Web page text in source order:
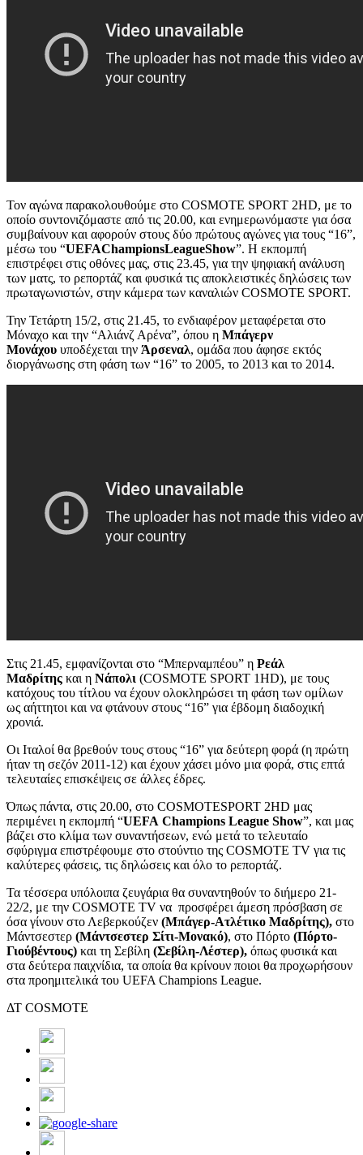
Τον αγώνα παρακολουθούμε στο COSMOTE SPORT 2HD, με το
οποίο συντονιζόμαστε από τις 20.00, και ενημερωνόμαστε για όσα
συμβαίνουν και αφορούν στους δύο πρώτους αγώνες για τους “16”,
μέσω του “UEFAChampionsLeagueShow”. Η εκπομπή
επιστρέφει στις οθόνες μας, στις 23.45, για την ψηφιακή ανάλυση
των ματς, το ρεπορτάζ και φυσικά τις αποκλειστικές δηλώσεις των
πρωταγωνιστών, στην κάμερα των καναλιών COSMOTE SPORT.
Την Τετάρτη 15/2, στις 21.45, το ενδιαφέρον μεταφέρεται στο
Μόναχο και την “Αλιάνζ Αρένα”, όπου η Μπάγερν
Μονάχου υποδέχεται την Άρσεναλ, ομάδα που άφησε εκτός
διοργάνωσης στη φάση των “16” το 2005, το 2013 και το 2014.
Στις 21.45, εμφανίζονται στο “Μπερναμπέου” η Ρεάλ
Μαδρίτης και η Νάπολι (COSMOTE SPORT 1HD), με τους
κατόχους του τίτλου να έχουν ολοκληρώσει τη φάση των ομίλων
ως αήττητοι και να φτάνουν στους “16” για έβδομη διαδοχική
χρονιά.
Οι Ιταλοί θα βρεθούν τους στους “16” για δεύτερη φορά (η πρώτη
ήταν τη σεζόν 2011-12) και έχουν χάσει μόνο μια φορά, στις επτά
τελευταίες επισκέψεις σε άλλες έδρες.
Όπως πάντα, στις 20.00, στο COSMOTESPORT 2HD μας
περιμένει η εκπομπή “UEFA Champions League Show”, και μας
βάζει στο κλίμα των συναντήσεων, ενώ μετά το τελευταίο
σφύριγμα επιστρέφουμε στο στούντιο της COSMOTE TV για τις
καλύτερες φάσεις, τις δηλώσεις και όλο το ρεπορτάζ.
Τα τέσσερα υπόλοιπα ζευγάρια θα συναντηθούν το διήμερο 21-
22/2, με την COSMOTE TV να προσφέρει άμεση πρόσβαση σε
όσα γίνουν στο Λεβερκούζεν (Μπάγερ-Ατλέτικο Μαδρίτης), στο
Μάντσεστερ (Μάντσεστερ Σίτι-Μονακό), στο Πόρτο (Πόρτο-
Γιούβέντους) και τη Σεβίλη (Σεβίλη-Λέστερ), όπως φυσικά και
στα δεύτερα παιχνίδια, τα οποία θα κρίνουν ποιοι θα προχωρήσουν
στα προημιτελικά του UEFA Champions League.
ΔΤ COSMOTE